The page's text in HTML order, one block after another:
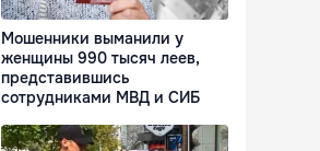
Мошенники выманили у
женщины 990 тысяч леев,
представившись
сотрудниками МВД и СИБ